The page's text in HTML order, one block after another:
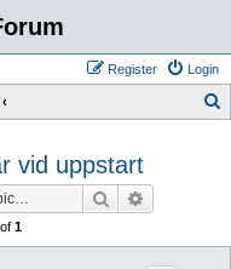
Login
Register
h
vid uppstart
Search
1